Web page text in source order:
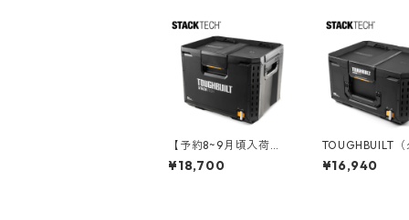
【予約8~9月頃入荷】T
OUGHBUILT（タフビ
ルト）STACK TECH(ス
¥18,700
TOUGHBUILT
ルト）STACK
タックテック) ツール
¥16,940